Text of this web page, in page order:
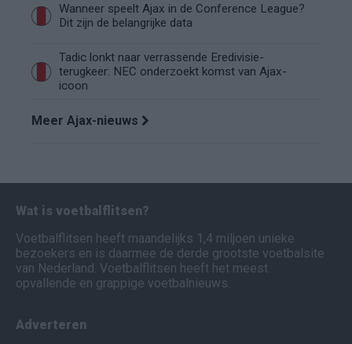
Wanneer speelt Ajax in de Conference League?
Dit zijn de belangrijke data
Tadic lonkt naar verrassende Eredivisie-
terugkeer: NEC onderzoekt komst van Ajax-
icoon
Meer Ajax-nieuws
Wat is voetbalflitsen?
Voetbalflitsen heeft maandelijks 1,4 miljoen unieke
bezoekers en is daarmee de derde grootste voetbalsite
van Nederland. Voetbalflitsen heeft het meest
opvallende en grappige voetbalnieuws.
Adverteren